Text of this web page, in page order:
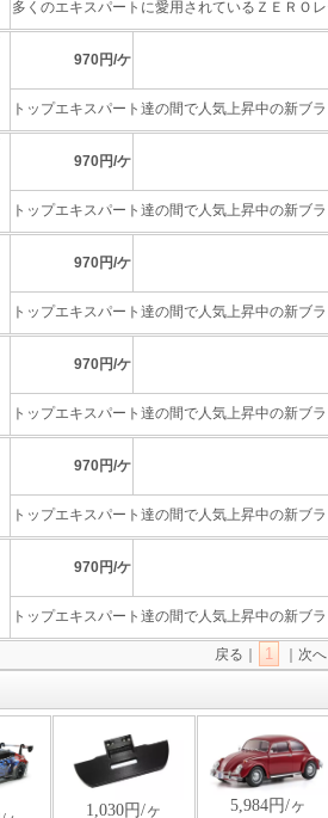
多くのエキスパートに愛用されているＺＥＲＯ
970円/ケ
トップエキスパート達の間で人気上昇中の新ブ
970円/ケ
トップエキスパート達の間で人気上昇中の新ブ
970円/ケ
トップエキスパート達の間で人気上昇中の新ブ
970円/ケ
トップエキスパート達の間で人気上昇中の新ブ
970円/ケ
トップエキスパート達の間で人気上昇中の新ブ
970円/ケ
トップエキスパート達の間で人気上昇中の新ブ
戻る｜ 1 ｜次へ